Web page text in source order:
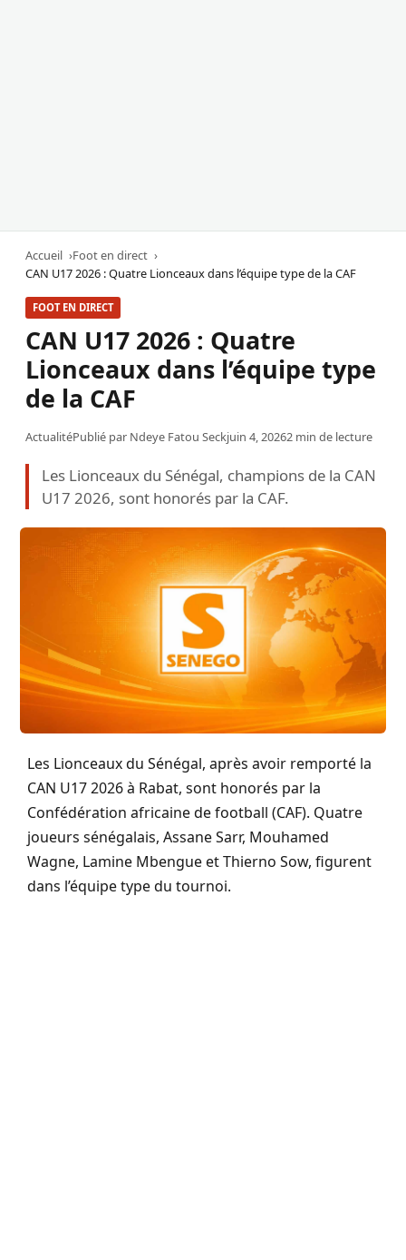
Accueil
Foot en direct
CAN U17 2026 : Quatre Lionceaux dans l’équipe type de la CAF
FOOT EN DIRECT
CAN U17 2026 : Quatre
Lionceaux dans l’équipe type
de la CAF
ActualitéPublié par Ndeye Fatou Seckjuin 4, 20262 min de lecture
Les Lionceaux du Sénégal, champions de la CAN
U17 2026, sont honorés par la CAF.
Les Lionceaux du Sénégal, après avoir remporté la
CAN U17 2026 à Rabat, sont honorés par la
Confédération africaine de football (CAF). Quatre
joueurs sénégalais, Assane Sarr, Mouhamed
Wagne, Lamine Mbengue et Thierno Sow, figurent
dans l’équipe type du tournoi.